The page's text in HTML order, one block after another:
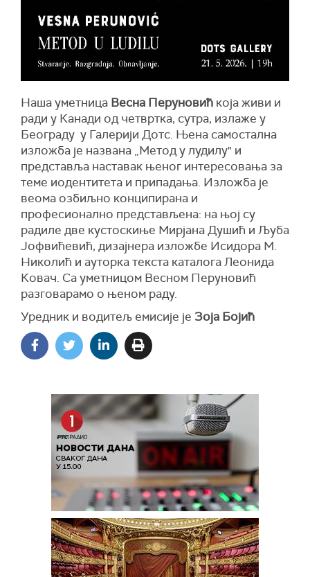
Наша уметница Весна Перуновић која живи и
ради у Канади од четвртка, сутра, излаже у
Београду у Галерији Дотс. Њена самостална
изложба је названа „Метод у лудилу" и
представља наставак њеног интересовања за
теме иодентитета и припадања. Изложба је
веома озбиљно конципирана и
професионално представљена: на њој су
радиле две кустоскиње Мирјана Душић и Љуба
Јофвићевић, дизајнера изложбе Исидора М.
Николић и ауторка текста каталога Леонида
Ковач. Са уметницом Весном Перуновић
разговарамо о њеном раду.
Уредник и водитељ емисије је Зоја Бојић